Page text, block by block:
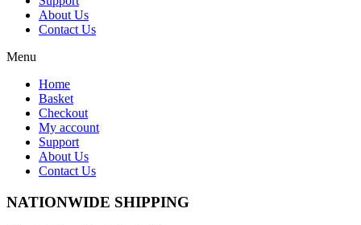
About Us
Contact Us
Menu
Home
Basket
Checkout
My account
Support
About Us
Contact Us
NATIONWIDE SHIPPING